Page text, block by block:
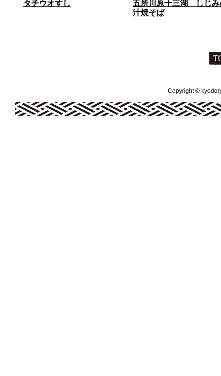
タチウオすし
五所川原十三湖 しじみ
汁焼そば
Copyright ©